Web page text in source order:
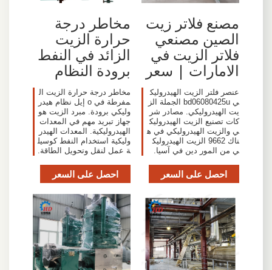
مصنع فلاتر زيت
الصين مصنعي
فلاتر الزيت في
الامارات | سعر
عنصر فلتر الزيت الهيدروليك
ي bd06080425u الجملة الز
يت الهيدروليكي. مصادر شر
كات تصنيع الزيت الهيدروليك
ي والزيت الهيدروليكي في ه
ناك 9662 الزيت الهيدروليك
ي من المور دين في آسيا.
احصل على السعر
مخاطر درجة
حرارة الزيت
الزائد في النفط
برودة النظام
مخاطر درجة حرارة الزيت ال
مفرطة في o إيل نظام هيدر
وليكي برودة. مبرد الزيت هو
جهاز تبريد مهم في المعدات
الهيدروليكية. المعدات الهيدر
وليكية استخدام النفط كوسيل
ة عمل لنقل وتحويل الطاقة.
احصل على السعر